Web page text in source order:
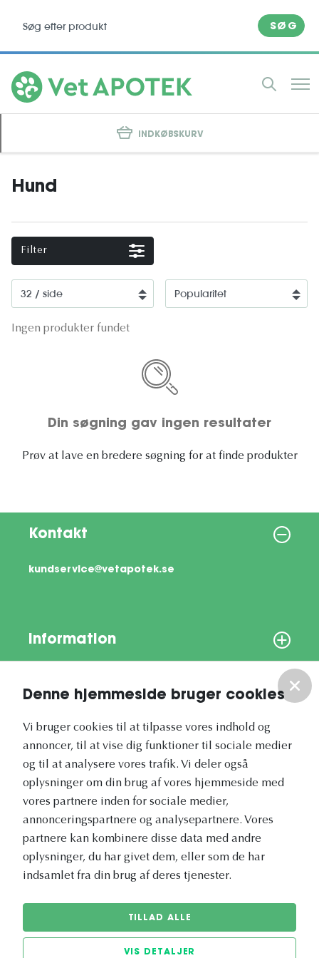
Denne hjemmeside bruger cookies
Vi bruger cookies til at tilpasse vores indhold og
annoncer, til at vise dig funktioner til sociale medier
og til at analysere vores trafik. Vi deler også
oplysninger om din brug af vores hjemmeside med
vores partnere inden for sociale medier,
annonceringspartnere og analysepartnere. Vores
partnere kan kombinere disse data med andre
oplysninger, du har givet dem, eller som de har
indsamlet fra din brug af deres tjenester.
TILLAD ALLE
VIS DETALJER
SØG
INDKØBSKURV
Hund
Filter
Ingen produkter fundet
Din søgning gav ingen resultater
Prøv at lave en bredere søgning for at finde produkter
Kontakt
kundservice@vetapotek.se
Information
Vores nyhedsbrev
Vetapotek.dk er en del af
Evidensia
Dyresundhedspleje